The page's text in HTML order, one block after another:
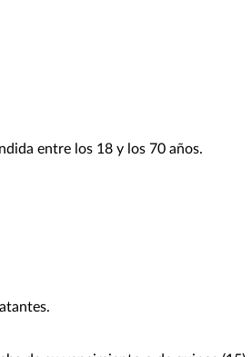
entre los 18 y los 70 años.